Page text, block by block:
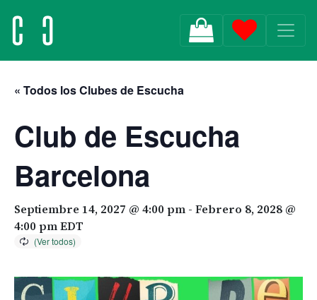
MAIN NAVIGATION
« Todos los Clubes de Escucha
Club de Escucha
Barcelona
Septiembre 14, 2027 @ 4:00 pm - Febrero 8, 2028 @
4:00 pmEDT